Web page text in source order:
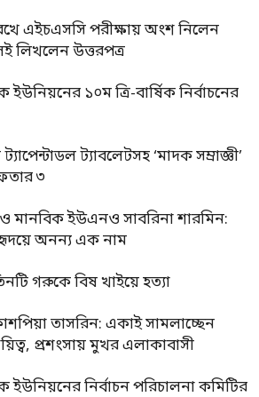
এইচএসসি পরীক্ষায় অংশ নিলেন
লিখলেন উত্তরপত্র
ইউনিয়নের ১০ম ত্রি-বার্ষিক নির্বাচনের
ট্যাবলেটসহ ‘মাদক সম্রাজ্ঞী’
৩
ও মানবিক ইউএনও সাবরিনা শারমিন:
হৃদয়ে অনন্য এক নাম
গরুকে বিষ খাইয়ে হত্যা
তাসরিন: একাই সামলাচ্ছেন
প্রশংসায় মুখর এলাকাবাসী
ইউনিয়নের নির্বাচন পরিচালনা কমিটির